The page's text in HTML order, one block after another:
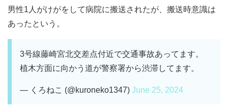
男性1人がけがをして病院に搬送されたが、搬送時意識は
あったという。
3号線藤崎宮北交差点付近で交通事故あってます。
植木方面に向かう道が警察署から渋滞してます。
— くろねこ (@kuroneko1347) June 25, 2024